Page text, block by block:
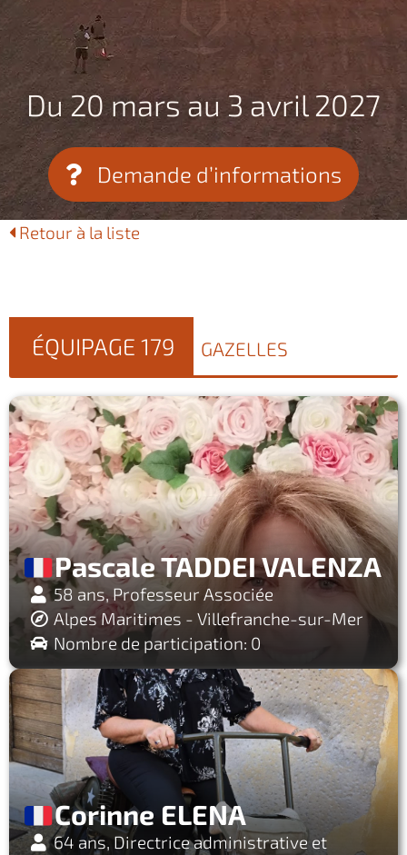
Du 20 mars au 3 avril 2027
Demande d’informations
Retour à la liste
ÉQUIPAGE 179 GAZELLES
Pascale TADDEI VALENZA
58 ans, Professeur Associée
Alpes Maritimes - Villefranche-sur-Mer
Nombre de participation: 0
Corinne ELENA
64 ans, Directrice administrative et